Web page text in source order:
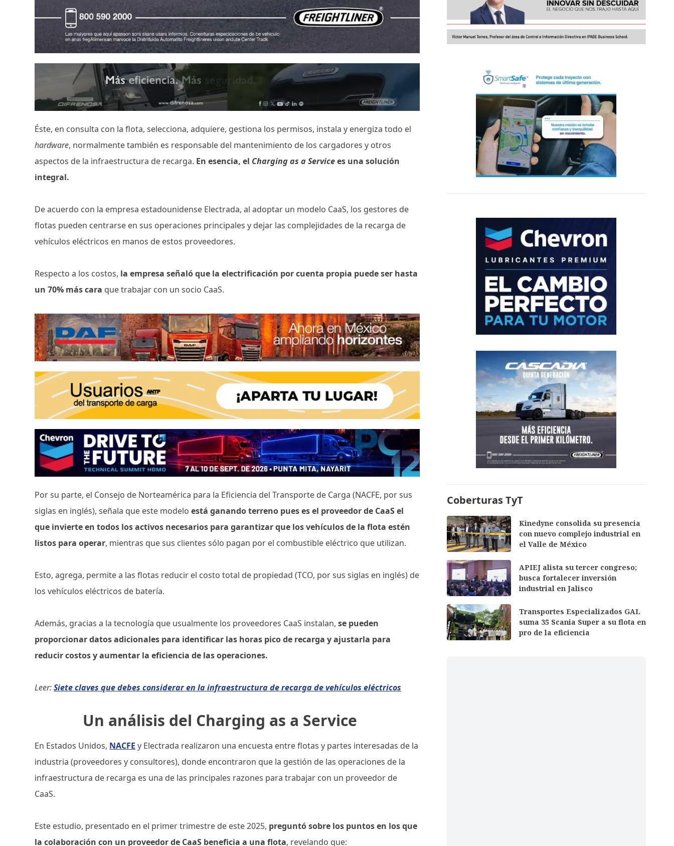
Éste, en consulta con la flota, selecciona, adquiere, gestiona los permisos, instala y energiza todo el
hardware, normalmente también es responsable del mantenimiento de los cargadores y otros
aspectos de la infraestructura de recarga. En esencia, el Charging as a Servicees una solución
integral.
De acuerdo con la empresa estadounidense Electrada, al adoptar un modelo CaaS, los gestores de
flotas pueden centrarse en sus operaciones principales y dejar las complejidades de la recarga de
vehículos eléctricos en manos de estos proveedores.
Respecto a los costos, la empresa señaló que la electrificación por cuenta propia puede ser hasta
un 70% más cara que trabajar con un socio CaaS.
Por su parte, el Consejo de Norteamérica para la Eficiencia del Transporte de Carga (NACFE, por sus
siglas en inglés), señala que este modeloestá ganando terreno pues es el proveedor de CaaS el
que invierte en todos los activos necesarios para garantizar que los vehículos de la flota estén
listos para operar, mientras que sus clientes sólo pagan por el combustible eléctrico que utilizan.
Esto, agrega, permite a las flotas reducir el costo total de propiedad (TCO, por sus siglas en inglés) de
los vehículos eléctricos de batería.
Además, gracias a la tecnología que usualmente los proveedores CaaS instalan,se pueden
proporcionar datos adicionales para identificar las horas pico de recarga y ajustarla para
reducir costos y aumentar la eficiencia de las operaciones.
Leer:Siete claves que debes considerar en la infraestructura de recarga de vehículos eléctricos
Un análisis del Charging as a Service
En Estados Unidos, NACFE y Electrada realizaron una encuesta entre flotas y partes interesadas de la
industria (proveedores y consultores), donde encontraron que la gestión de las operaciones de la
infraestructura de recarga es una de las principales razones para trabajar con un proveedor de
CaaS.
Este estudio, presentado en el primer trimestre de este 2025, preguntó sobre los puntos en los que
la colaboración con un proveedor de CaaS beneficia a una flota, revelando que:
Coberturas TyT
Kinedyne consolida su presencia
con nuevo complejo industrial en
el Valle de México
APIEJ alista su tercer congreso;
busca fortalecer inversión
industrial en Jalisco
Transportes Especializados GAL
suma 35 Scania Super a su flota en
pro de la eficiencia